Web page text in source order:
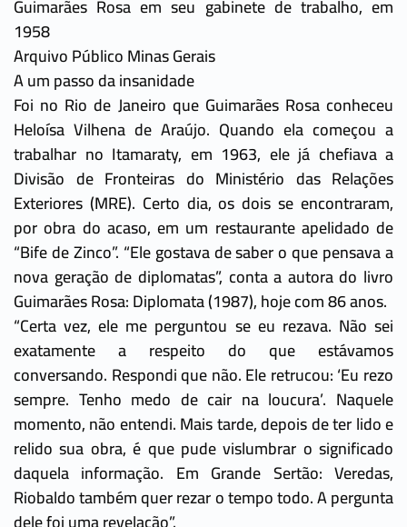
Guimarães Rosa em seu gabinete de trabalho, em
1958
Arquivo Público Minas Gerais
A um passo da insanidade
Foi no Rio de Janeiro que Guimarães Rosa conheceu
Heloísa Vilhena de Araújo. Quando ela começou a
trabalhar no Itamaraty, em 1963, ele já chefiava a
Divisão de Fronteiras do Ministério das Relações
Exteriores (MRE). Certo dia, os dois se encontraram,
por obra do acaso, em um restaurante apelidado de
“Bife de Zinco”. “Ele gostava de saber o que pensava a
nova geração de diplomatas”, conta a autora do livro
Guimarães Rosa: Diplomata (1987), hoje com 86 anos.
“Certa vez, ele me perguntou se eu rezava. Não sei
exatamente a respeito do que estávamos
conversando. Respondi que não. Ele retrucou: ‘Eu rezo
sempre. Tenho medo de cair na loucura’. Naquele
momento, não entendi. Mais tarde, depois de ter lido e
relido sua obra, é que pude vislumbrar o significado
daquela informação. Em Grande Sertão: Veredas,
Riobaldo também quer rezar o tempo todo. A pergunta